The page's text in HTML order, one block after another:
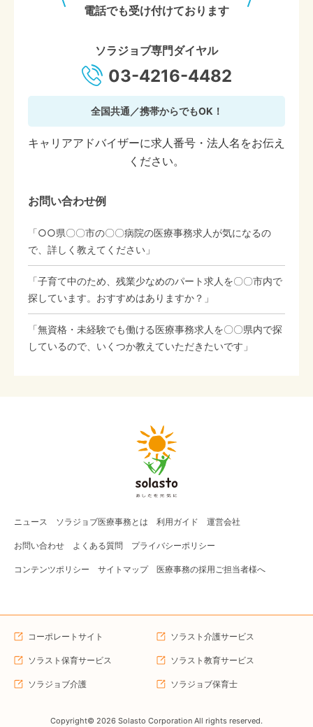
電話でも受け付けております
ソラジョブ専門ダイヤル
03-4216-4482
全国共通／携帯からでもOK！
キャリアアドバイザーに求人番号・法人名をお伝え
ください。
お問い合わせ例
「○○県〇〇市の〇〇病院の医療事務求人が気になるの
で、詳しく教えてください」
「子育て中のため、残業少なめのパート求人を〇〇市内で
探しています。おすすめはありますか？」
「無資格・未経験でも働ける医療事務求人を〇〇県内で探
しているので、いくつか教えていただきたいです」
ニュース ソラジョブ医療事務 とは 利用ガイド 運営会社
お問い合わせ よくある質問 プライバシーポリシー
コンテンツポリシー サイトマップ 医療事務の採用ご担当者様へ
コーポレートサイト ソラスト介護サービス
ソラスト保育サービス ソラスト教育サービス
ソラジョブ介護 ソラジョブ保育士
Copyright© 2026 Solasto Corporation All rights reserved.